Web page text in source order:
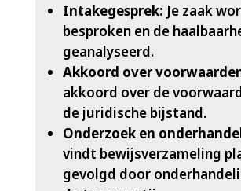
Intakegesprek: Je zaak
besproken en de
geanalyseerd.​
Akkoord over
akkoord over de
de juridische bijstand.​
Onderzoek en
vindt bewijsverzameling
gevolgd door